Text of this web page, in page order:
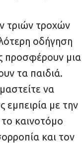
τριών τροχών
οδήγηση
προσφέρουν μια
τα παιδιά.
να
εμπειρία με την
καινοτόμο
και τον